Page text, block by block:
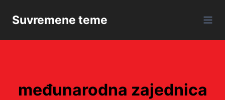
Suvremene teme
međunarodna zajednica